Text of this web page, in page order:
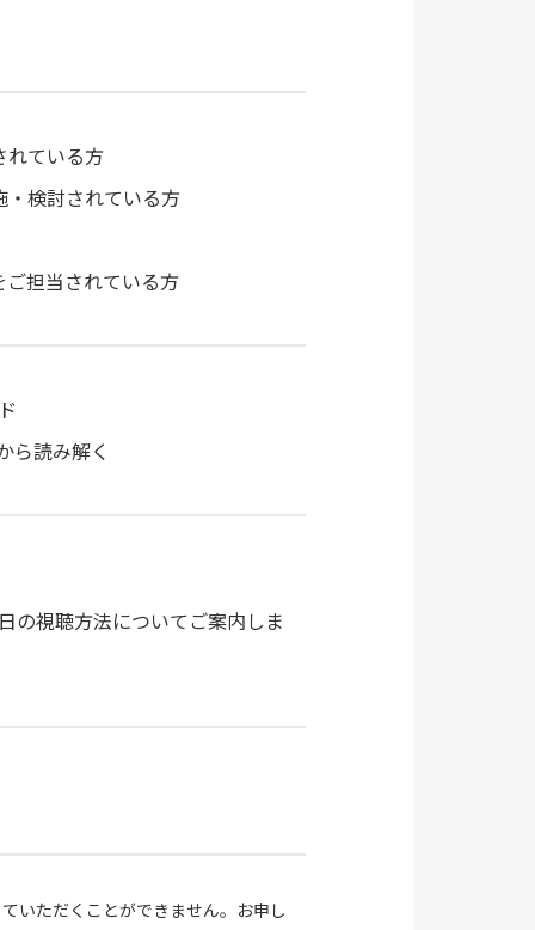
れている方
検討されている方
担当されている方
ら読み解く
の視聴方法についてご案内しま
いただくことができません。お申し